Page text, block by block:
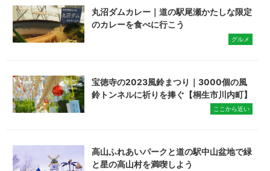
丸沼ダムカレー｜道の駅尾瀬かたしな限定
のカレーを食べに行こう
グルメ
宝徳寺の2023風鈴まつり｜3000個の風
鈴トンネルに祈りを捧ぐ【桐生市川内町】
ここから近い
高山ふれあいパークと道の駅中山盆地で緑
と星の高山村を満喫しよう